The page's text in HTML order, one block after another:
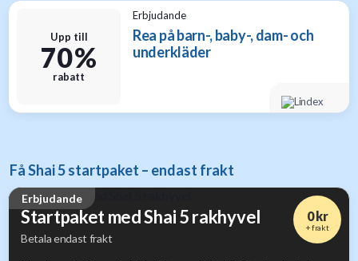
Upp till
70 %
rabatt
Erbjudande
Rea på barn-, baby-, dam- och
underkläder
Få Shai 5 startpaket – endast frakt
Erbjudande
Startpaket med Shai 5 rakhyvel
Betala endast frakt
0 kr
+ frakt